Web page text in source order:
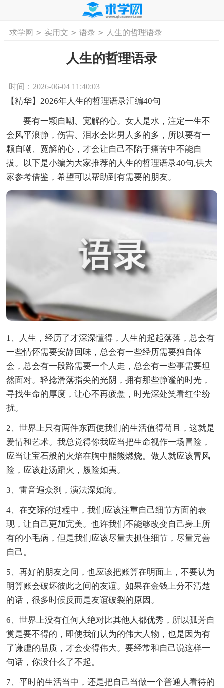
首页 工作计划 活动计划
求学网 > 实用文 > 语录 > 人生的哲理语录
人生的哲理语录
时间：2026-06-04 11:40:03
【精华】2026年人生的哲理语录汇编40句
要有一颗自嘲、宽解的心。女人是水，注定一生不
会风平浪静，伤害、泪水会比男人多的多，所以要有一
颗自嘲、宽解的心，才会让自己不陷于痛苦中不能自
拔。以下是小编为大家推荐的人生的哲理语录40句,供大
家参考借鉴，希望可以帮助到有需要的朋友。
1、人生，经历了才深深懂得，人生的起起落落，总会有
一些情怀需要安静回味，总会有一些经历需要独自体
会，总会有一段路需要一个人走，总会有一些事需要坦
然面对。轻捻滑落指尖的光阴，拥有那些静谧的时光，
寻找生命的厚度，让心不再疲惫，时光深处笑看红尘纷
扰。
2、世界上只有两件东西使我们的生活值得苟且，这就是
爱情和艺术。我总觉得你我应当把生命视作一场冒险，
应当让宝石般的火焰在胸中熊熊燃烧。做人就应该冒风
险，应该赴汤蹈火，履险如夷。
3、雷音遍众刹，演法深如海。
4、在交际的过程中，我们应该注重自己细节方面的表
现，让自己更加完美。也许我们不能够改变自己身上所
有的小毛病，但是我们应该尽量去抓住细节，尽量完善
自己。
5、再好的朋友之间，也应该把账算在明面上，不要认为
明算账会破坏彼此之间的友谊。如果在金钱上分不清楚
的话，很多时候反而是友谊破裂的原因。
6、世界上没有任何人绝对比其他人都优秀，所以孤芳自
赏是要不得的，即使我们认为的伟大人物，也是因为有
了谦虚的品质，才会变得伟大。要经常和自己说这样一
句话，你没什么了不起。
7、平时的生活当中，还是把自己当做一个普通人看待的